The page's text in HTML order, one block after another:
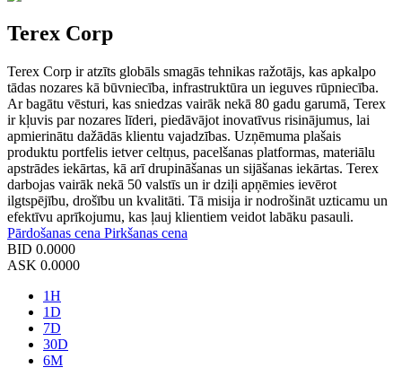
Terex Corp
Terex Corp ir atzīts globāls smagās tehnikas ražotājs, kas apkalpo
tādas nozares kā būvniecība, infrastruktūra un ieguves rūpniecība.
Ar bagātu vēsturi, kas sniedzas vairāk nekā 80 gadu garumā, Terex
ir kļuvis par nozares līderi, piedāvājot inovatīvus risinājumus, lai
apmierinātu dažādās klientu vajadzības. Uzņēmuma plašais
produktu portfelis ietver celtņus, pacelšanas platformas, materiālu
apstrādes iekārtas, kā arī drupināšanas un sijāšanas iekārtas. Terex
darbojas vairāk nekā 50 valstīs un ir dziļi apņēmies ievērot
ilgtspējību, drošību un kvalitāti. Tā misija ir nodrošināt uzticamu un
efektīvu aprīkojumu, kas ļauj klientiem veidot labāku pasauli.
Pārdošanas cena Pirkšanas cena
BID 0.0000
ASK 0.0000
1H
1D
7D
30D
6M